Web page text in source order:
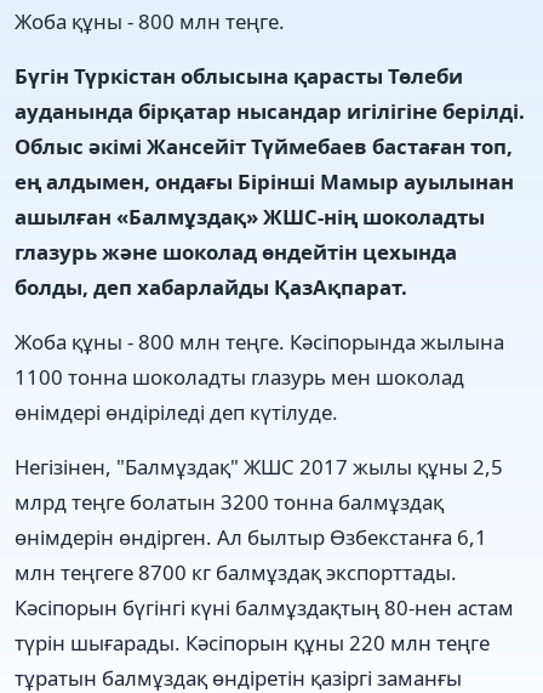
Жоба құны - 800 млн теңге.
Бүгін Түркістан облысына қарасты Төлеби
ауданында бірқатар нысандар игілігіне берілді.
Облыс әкімі Жансейіт Түймебаев бастаған топ,
ең алдымен, ондағы Бірінші Мамыр ауылынан
ашылған «Балмұздақ» ЖШС-нің шоколадты
глазурь және шоколад өндейтін цехында
болды, деп хабарлайды ҚазАқпарат.
Жоба құны - 800 млн теңге. Кәсіпорында жылына
1100 тонна шоколадты глазурь мен шоколад
өнімдері өндіріледі деп күтілуде.
Негізінен, "Балмұздақ" ЖШС 2017 жылы құны 2,5
млрд теңге болатын 3200 тонна балмұздақ
өнімдерін өндірген. Ал былтыр Өзбекстанға 6,1
млн теңгеге 8700 кг балмұздақ экспорттады.
Кәсіпорын бүгінгі күні балмұздақтың 80-нен астам
түрін шығарады. Кәсіпорын құны 220 млн теңге
тұратын балмұздақ өндіретін қазіргі заманғы